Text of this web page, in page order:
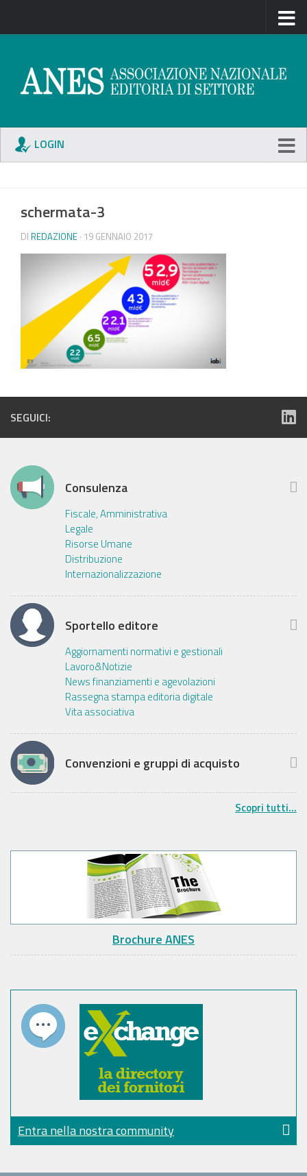
LOGIN
schermata-3
DI REDAZIONE · 19 GENNAIO 2017
SEGUICI:
Consulenza
Fiscale, Amministrativa
Legale
Risorse Umane
Distribuzione
Internazionalizzazione
Sportello editore
Aggiornamenti normativi e gestionali
Lavoro&Notizie
News finanziamenti e agevolazioni
Rassegna stampa editoria digitale
Vita associativa
Convenzioni e gruppi di acquisto
Scopri tutti...
Brochure ANES
Entra nella nostra community